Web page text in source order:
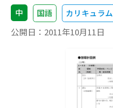
中 国語 カリキュラム
公開日： 2011年10月11日